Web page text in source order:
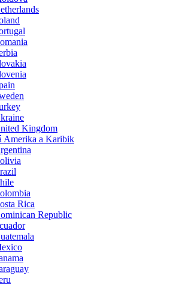
Kingdom
Amerika a Karibik
Rica
Republic